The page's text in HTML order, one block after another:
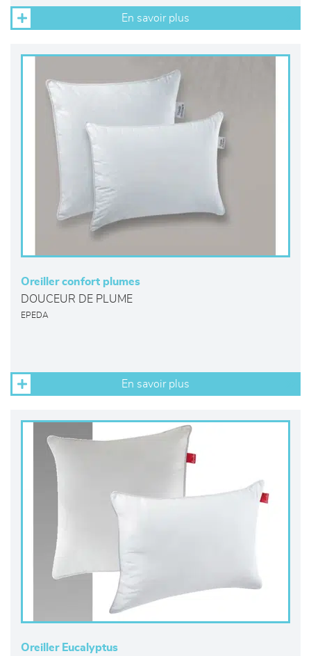
En savoir plus
Oreiller confort plumes
DOUCEUR DE PLUME
EPEDA
En savoir plus
Oreiller Eucalyptus